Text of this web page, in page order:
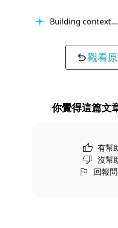
Building context...
觀看
你覺得這篇文
有幫
沒幫
回報